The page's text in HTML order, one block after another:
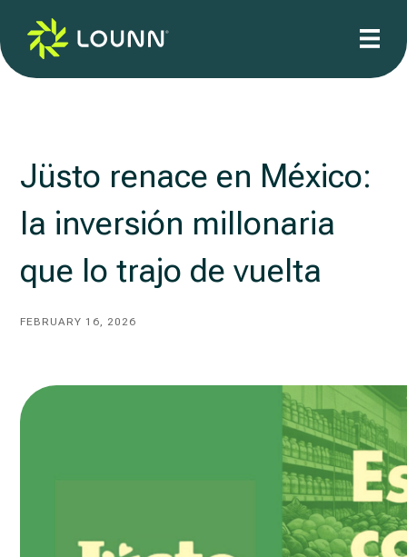
Jüsto renace en México:
la inversión millonaria
que lo trajo de vuelta
FEBRUARY 16, 2026